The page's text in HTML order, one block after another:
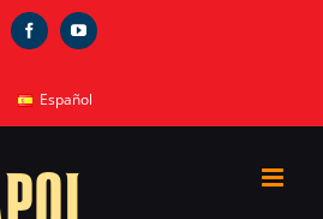
FacebookYouTube
Español